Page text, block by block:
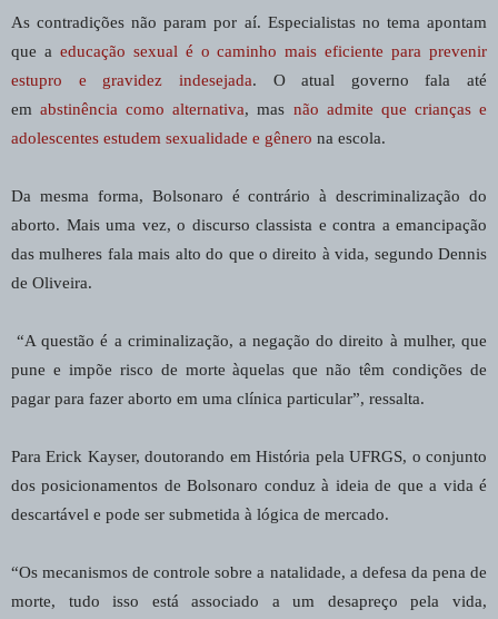
As contradições não param por aí. Especialistas no tema apontam
que a educação sexual é o caminho mais eficiente para prevenir
estupro e gravidez indesejada. O atual governo fala até
emabstinência como alternativa, mas não admite que crianças e
adolescentes estudem sexualidade e gênero na escola.
Da mesma forma, Bolsonaro é contrário à descriminalização do
aborto. Mais uma vez, o discurso classista e contra a emancipação
das mulheres fala mais alto do que o direito à vida, segundo Dennis
de Oliveira.
“A questão é a criminalização, a negação do direito à mulher, que
pune e impõe risco de morte àquelas que não têm condições de
pagar para fazer aborto em uma clínica particular”, ressalta.
Para Erick Kayser, doutorando em História pela UFRGS, o conjunto
dos posicionamentos de Bolsonaro conduz à ideia de que a vida é
descartável e pode ser submetida à lógica de mercado.
“Os mecanismos de controle sobre a natalidade, a defesa da pena de
morte, tudo isso está associado a um desapreço pela vida,